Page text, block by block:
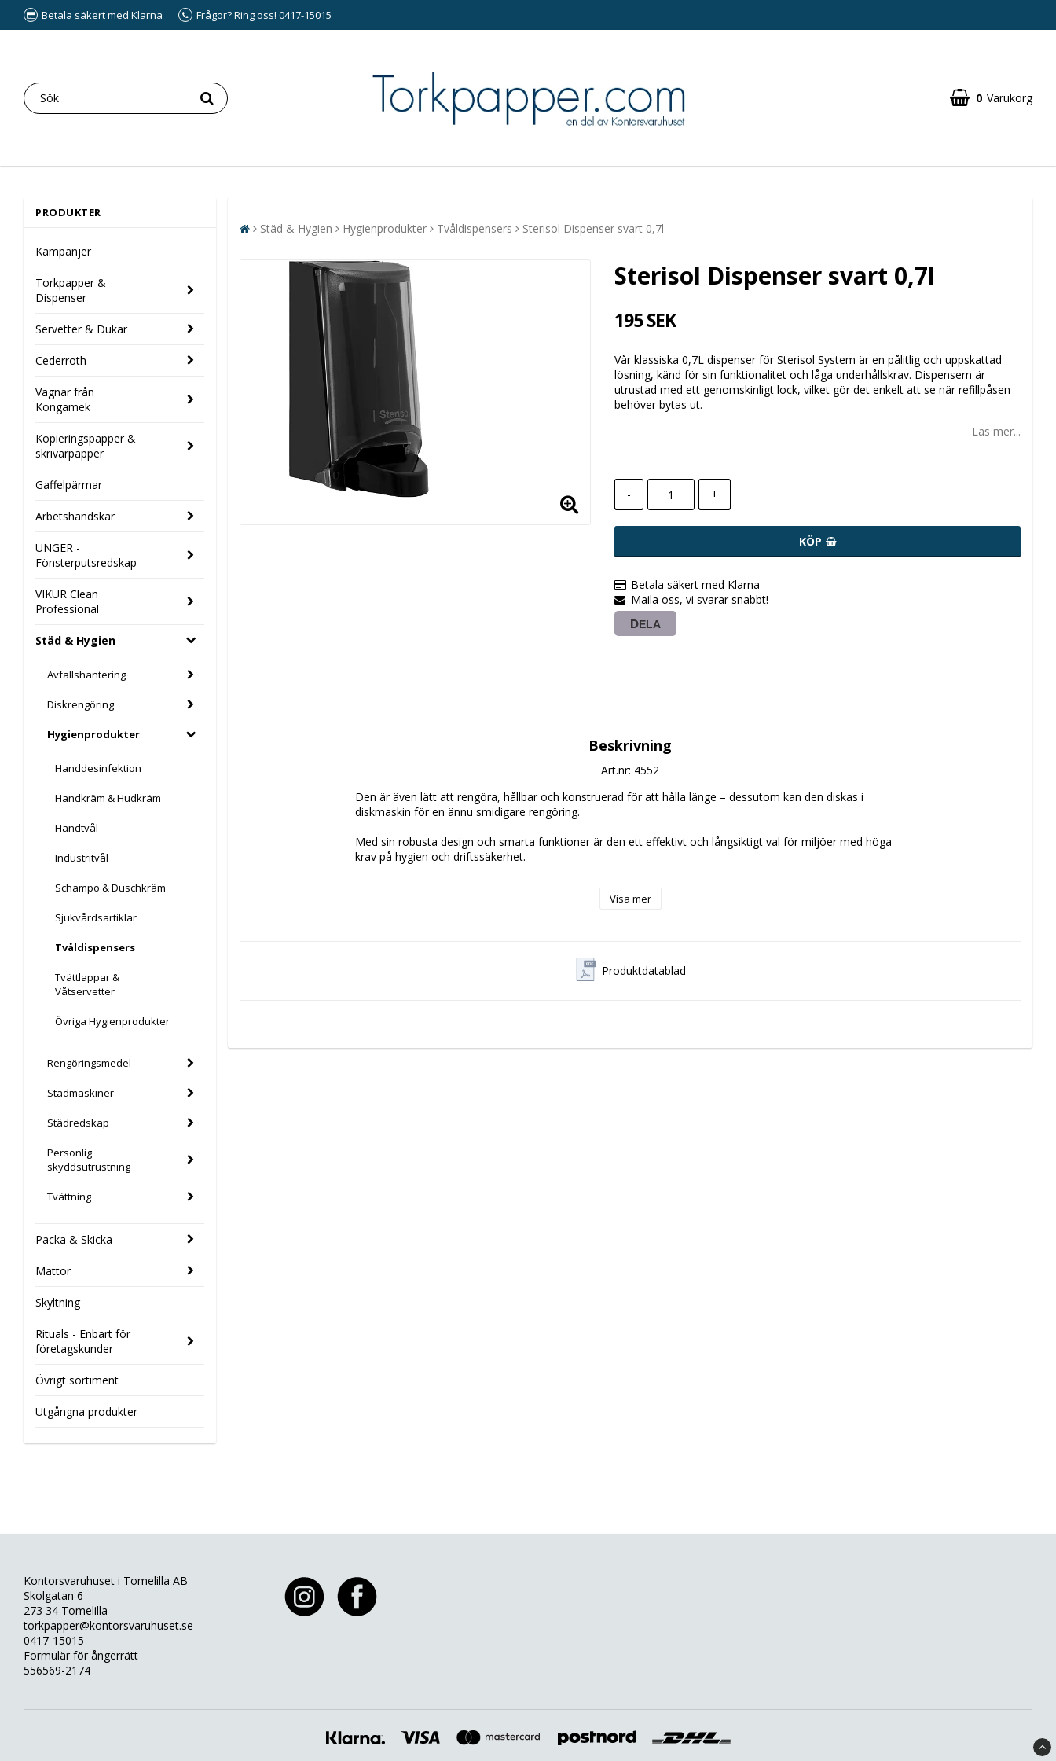
Betala säkert med Klarna Frågor? Ring oss! 0417-15015
0 Varukorg
PRODUKTER
Kampanjer
Torkpapper &
Dispenser
Servetter & Dukar
Cederroth
Vagnar från
Kongamek
Kopieringspapper &
skrivarpapper
Gaffelpärmar
Arbetshandskar
UNGER -
Fönsterputsredskap
VIKUR Clean
Professional
Städ & Hygien
Avfallshantering
Diskrengöring
Hygienprodukter
Handdesinfektion
Handkräm & Hudkräm
Handtvål
Industritvål
Schampo & Duschkräm
Sjukvårdsartiklar
Tvåldispensers
Tvättlappar &
Våtservetter
Övriga Hygienprodukter
Rengöringsmedel
Städmaskiner
Städredskap
Personlig
skyddsutrustning
Tvättning
Packa & Skicka
Mattor
Skyltning
Rituals - Enbart för
företagskunder
Övrigt sortiment
Utgångna produkter
Städ & Hygien Hygienprodukter Tvåldispensers Sterisol Dispenser svart 0,7l
Sterisol Dispenser svart 0,7l
195 SEK
Vår klassiska 0,7L dispenser för Sterisol System är en pålitlig och uppskattad
lösning, känd för sin funktionalitet och låga underhållskrav. Dispensern är
utrustad med ett genomskinligt lock, vilket gör det enkelt att se när refillpåsen
behöver bytas ut.
Läs mer...
- +
KÖP
Betala säkert med Klarna
Maila oss, vi svarar snabbt!
DELA
Beskrivning
Art.nr: 4552
Den är även lätt att rengöra, hållbar och konstruerad för att hålla länge – dessutom kan den diskas i
diskmaskin för en ännu smidigare rengöring.
Med sin robusta design och smarta funktioner är den ett effektivt och långsiktigt val för miljöer med höga
krav på hygien och driftssäkerhet.
Visa mer
Produktdatablad
Kontorsvaruhuset i Tomelilla AB
Skolgatan 6
273 34 Tomelilla
torkpapper@kontorsvaruhuset.se
0417-15015
Formulär för ångerrätt
556569-2174